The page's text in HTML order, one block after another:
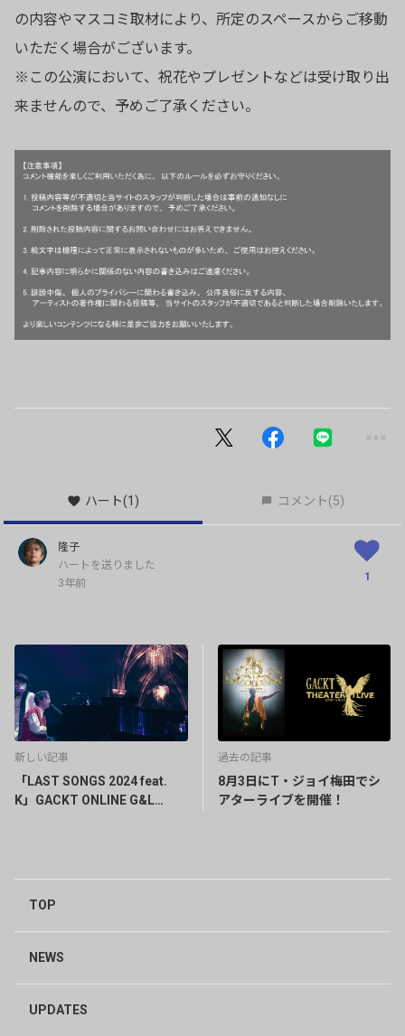
の内容やマスコミ取材により、所定のスペースからご移動
いただく場合がございます。
※この公演において、祝花やプレゼントなどは受け取り出
来ませんので、予めご了承ください。
ハート(1) コメント(5)
隆子
ハートを送りました
3年前
1
新しい記事
「LAST SONGS 2024 feat.
K」GACKT ONLINE G&L
過去の記事
8月3日にT・ジョイ梅田でシ
アターライブを開催！
TOP
NEWS
UPDATES